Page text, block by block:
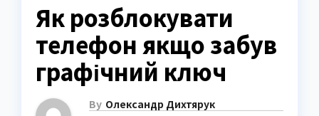
Як розблокувати
телефон якщо забув
графічний ключ
By Олександр Дихтярук